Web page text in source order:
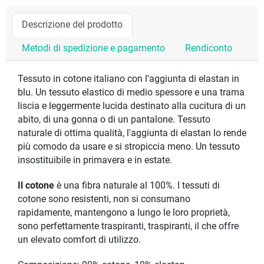
Descrizione del prodotto
Metodi di spedizione e pagamento Rendiconto
Tessuto in cotone italiano con l'aggiunta di elastan in
blu. Un tessuto elastico di medio spessore e una trama
liscia e leggermente lucida destinato alla cucitura di un
abito, di una gonna o di un pantalone. Tessuto
naturale di ottima qualità, l'aggiunta di elastan lo rende
più comodo da usare e si stropiccia meno. Un tessuto
insostituibile in primavera e in estate.
Il cotone è una fibra naturale al 100%. I tessuti di
cotone sono resistenti, non si consumano
rapidamente, mantengono a lungo le loro proprietà,
sono perfettamente traspiranti, traspiranti, il che offre
un elevato comfort di utilizzo.